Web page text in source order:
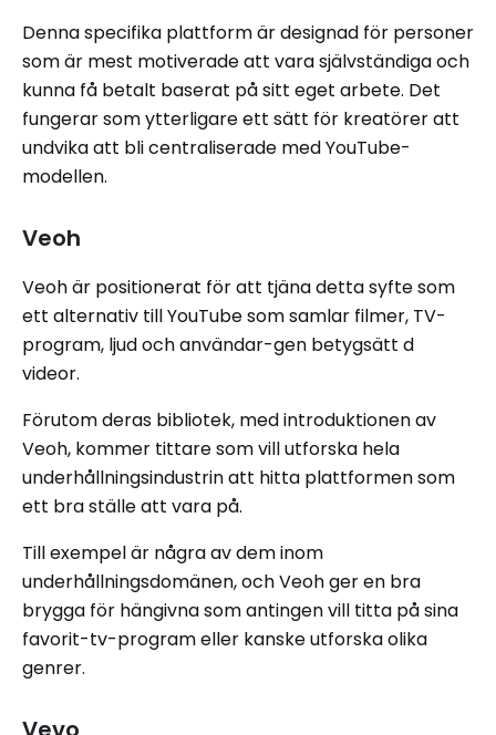
Denna specifika plattform är designad för personer
som är mest motiverade att vara självständiga och
kunna få betalt baserat på sitt eget arbete. Det
fungerar som ytterligare ett sätt för kreatörer att
undvika att bli centraliserade med YouTube-
modellen.
Veoh
Veoh är positionerat för att tjäna detta syfte som
ett alternativ till YouTube som samlar filmer, TV-
program, ljud och användar-gen betygsätt d
videor.
Förutom deras bibliotek, med introduktionen av
Veoh, kommer tittare som vill utforska hela
underhållningsindustrin att hitta plattformen som
ett bra ställe att vara på.
Till exempel är några av dem inom
underhållningsdomänen, och Veoh ger en bra
brygga för hängivna som antingen vill titta på sina
favorit-tv-program eller kanske utforska olika
genrer.